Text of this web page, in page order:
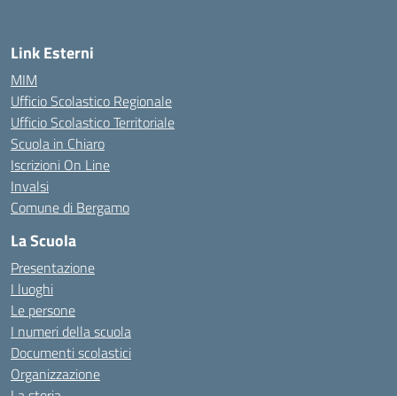
Link Esterni
MIM
Ufficio Scolastico Regionale
Ufficio Scolastico Territoriale
Scuola in Chiaro
Iscrizioni On Line
Invalsi
Comune di Bergamo
La Scuola
Presentazione
I luoghi
Le persone
I numeri della scuola
Documenti scolastici
Organizzazione